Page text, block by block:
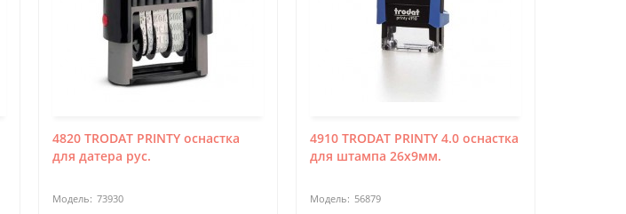
4820 TRODAT PRINTY оснастка
для датера рус.
73930
4910 TRODAT PRINTY 4.0 оснастка
для штампа 26х9мм.
56879